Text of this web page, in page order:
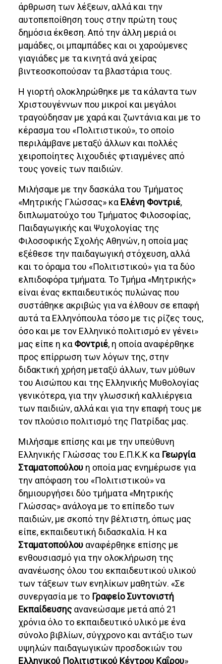
άρθρωση των λέξεων, αλλά και την
αυτοπεποίθηση τους στην πρώτη τους
δημόσια έκθεση. Από την άλλη μεριά οι
μαμάδες, οι μπαμπάδες και οι χαρούμενες
γιαγιάδες με τα κινητά ανά χείρας
βιντεοσκοπούσαν τα βλαστάρια τους.
Η γιορτή ολοκληρώθηκε με τα κάλαντα των
Χριστουγέννων που μικροί και μεγάλοι
τραγούδησαν με χαρά και ζωντάνια και με το
κέρασμα του «Πολιτιστικού», το οποίο
περιλάμβανε μεταξύ άλλων και πολλές
χειροποίητες λιχουδιές φτιαγμένες από
τους γονείς των παιδιών.
Μιλήσαμε με την δασκάλα του Τμήματος
«Μητρικής Γλώσσας» καΕλένη Φοντριέ,
διπλωματούχο του Τμήματος Φιλοσοφίας,
Παιδαγωγικής και Ψυχολογίας της
Φιλοσοφικής Σχολής Αθηνών, η οποία μας
εξέθεσε την παιδαγωγική στόχευση, αλλά
και το όραμα του «Πολιτιστικού» για τα δύο
ελπιδοφόρα τμήματα. Το Τμήμα «Μητρικής»
είναι ένας εκπαιδευτικός πυλώνας που
συστάθηκε ακριβώς για να έλθουν σε επαφή
αυτά τα Ελληνόπουλα τόσο με τις ρίζες τους,
όσο και με τον Ελληνικό πολιτισμό εν γένει»
μας είπε η καΦοντριέ, η οποία αναφέρθηκε
προς επίρρωση των λόγων της, στην
διδακτική χρήση μεταξύ άλλων, των μύθων
του Αισώπου και της Ελληνικής Μυθολογίας
γενικότερα, για την γλωσσική καλλιέργεια
των παιδιών, αλλά και για την επαφή τους με
τον πλούσιο πολιτισμό της Πατρίδας μας.
Μιλήσαμε επίσης και με την υπεύθυνη
Ελληνικής Γλώσσας του Ε.Π.Κ.Κ κα Γεωργία
Σταματοπούλου η οποία μας ενημέρωσε για
την απόφαση του «Πολιτιστικού» να
δημιουργήσει δύο τμήματα «Μητρικής
Γλώσσας» ανάλογα με το επίπεδο των
παιδιών, με σκοπό την βέλτιστη, όπως μας
είπε, εκπαιδευτική διδασκαλία. Η κα
Σταματοπούλου αναφέρθηκε επίσης με
ενθουσιασμό για την ολοκλήρωση της
ανανέωσης όλου του εκπαιδευτικού υλικού
των τάξεων των ενηλίκων μαθητών. «Σε
συνεργασία με το Γραφείο Συντονιστή
Εκπαίδευσης ανανεώσαμε μετά από 21
χρόνια όλο το εκπαιδευτικό υλικό με ένα
σύνολο βιβλίων, σύγχρονο και αντάξιο των
υψηλών παιδαγωγικών προσδοκιών του
Ελληνικού Πολιτιστικού Κέντρου Καΐρου»